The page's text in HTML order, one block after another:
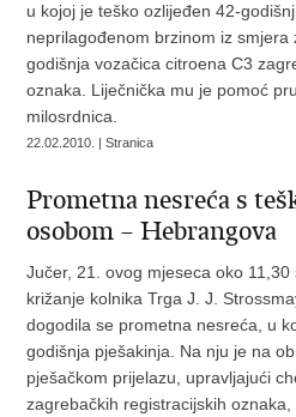
u kojoj je teško ozlijeđen 42-
neprilagođenom brzinom iz smjera
godišnja vozačica citroena C3
oznaka. Liječnička mu je pomoć
milosrdnica.
22.02.2010. | Stranica
Prometna nesreća s
osobom – Hebrangova
Jučer, 21. ovog mjeseca oko 11,30
križanje kolnika Trga J. J.
dogodila se prometna nesreća, u
godišnja pješakinja. Na nju je na
pješačkom prijelazu, upravljajući
zagrebačkih registracijskih